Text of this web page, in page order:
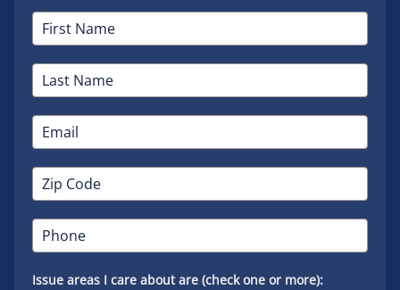
Issue areas I care about are (check one or more):